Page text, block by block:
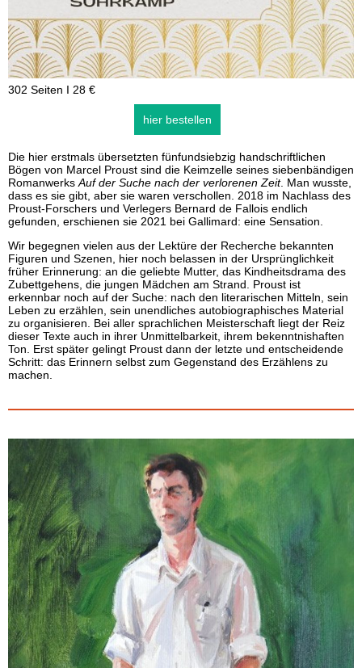
302 Seiten I 28 €
hier bestellen
Die hier erstmals übersetzten fünfundsiebzig handschriftlichen
Bögen von Marcel Proust sind die Keimzelle seines siebenbändigen
Romanwerks Auf der Suche nach der verlorenen Zeit. Man wusste,
dass es sie gibt, aber sie waren verschollen. 2018 im Nachlass des
Proust-Forschers und Verlegers Bernard de Fallois endlich
gefunden, erschienen sie 2021 bei Gallimard: eine Sensation.
Wir begegnen vielen aus der Lektüre der Recherche bekannten
Figuren und Szenen, hier noch belassen in der Ursprünglichkeit
früher Erinnerung: an die geliebte Mutter, das Kindheitsdrama des
Zubettgehens, die jungen Mädchen am Strand. Proust ist
erkennbar noch auf der Suche: nach den literarischen Mitteln, sein
Leben zu erzählen, sein unendliches autobiographisches Material
zu organisieren. Bei aller sprachlichen Meisterschaft liegt der Reiz
dieser Texte auch in ihrer Unmittelbarkeit, ihrem bekenntnishaften
Ton. Erst später gelingt Proust dann der letzte und entscheidende
Schritt: das Erinnern selbst zum Gegenstand des Erzählens zu
machen.